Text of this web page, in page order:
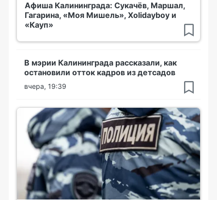
Афиша Калининграда: Сукачёв, Маршал,
Гагарина, «Моя Мишель», Xolidayboy и
«Кауп»
В мэрии Калининграда рассказали, как
остановили отток кадров из детсадов
вчера, 19:39